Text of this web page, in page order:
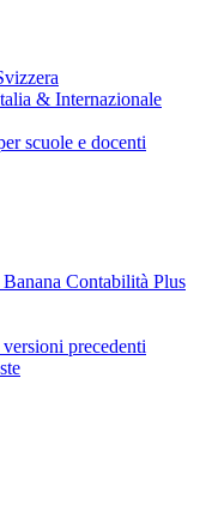
& Internazionale
scuole e docenti
Contabilità Plus
precedenti